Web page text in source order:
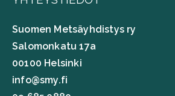
Suomen Metsäyhdistys ry
Salomonkatu 17a
00100 Helsinki
info@smy.fi